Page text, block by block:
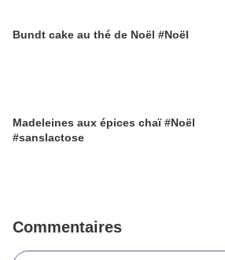
Bundt cake au thé de Noël #Noël
Madeleines aux épices chaï #Noël
#sanslactose
Commentaires